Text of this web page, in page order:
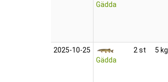
Gädda
2025‑10‑25
Gädda
2 st 5 kg